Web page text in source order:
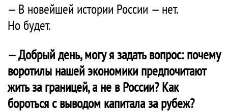
— В новейшей истории России — нет.
Но будет.
— Добрый день, могу я задать вопрос: почему
воротилы нашей экономики предпочитают
жить за границей, а не в России? Как
бороться с выводом капитала за рубеж?